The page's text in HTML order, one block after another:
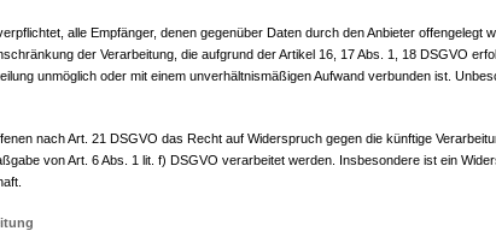
alle Empfänger, denen gegenüber Daten durch den Anbieter offengelegt
der Verarbeitung, die aufgrund der Artikel 16, 17 Abs. 1, 18 DSGVO
unmöglich oder mit einem unverhältnismäßigen Aufwand verbunden ist.
nach Art. 21 DSGVO das Recht auf Widerspruch gegen die künftige
von Art. 6 Abs. 1 lit. f) DSGVO verarbeitet werden. Insbesondere ist ein